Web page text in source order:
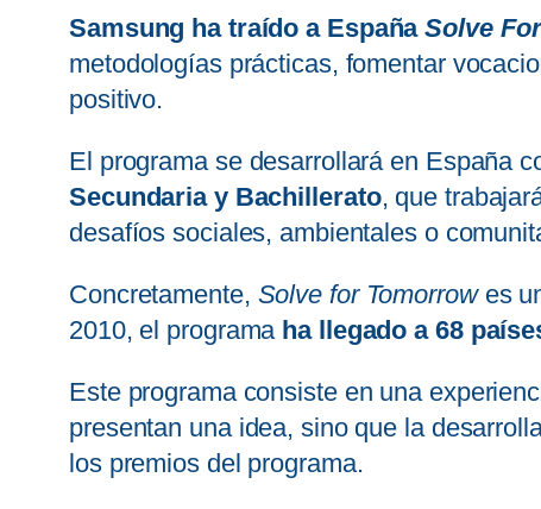
Samsung ha traído a EspañaSolve
metodologías prácticas, fomentar
positivo.
El programa se desarrollará en España
Secundaria y Bachillerato, que
desafíos sociales, ambientales o
Concretamente, Solve for Tomorrow es
2010, el programa ha llegado a 68
Este programa consiste en una
presentan una idea, sino que la
los premios del programa.